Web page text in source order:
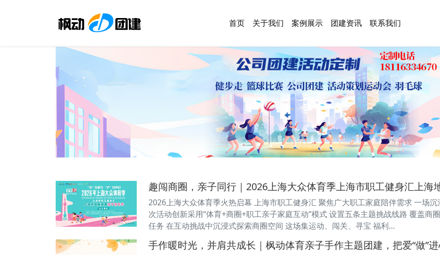
首页 关于我们 案例展示 团建资讯 联系我们
趣闯商圈，亲子同行｜2026上海大众体育季上海市职工健身汇上海
2026上海大众体育季火热启幕 上海市职工健身汇 聚焦广大职工家庭陪伴需求 一场
次活动创新采用“体育+商圈+职工亲子家庭互动”模式 设置五条主题挑战线路 覆盖商
任务 在互动挑战中沉浸式探索商圈空间 这场集运动、闯关、寻宝 福利…
手作暖时光，并肩共成长｜枫动体育亲子手作主题团建，把爱“做”